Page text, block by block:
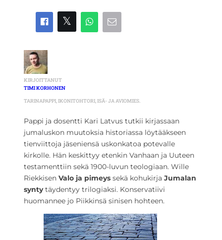
KIRJOITTANUT
TIMI KORHONEN
TARINAPAPPI, IKONITOHTORI, ISÄ- JA AVIOMIES.
Pappi ja dosentti Kari Latvus tutkii kirjassaan
jumaluskon muutoksia historiassa löytääkseen
tienviittoja jäseniensä uskonkatoa potevalle
kirkolle. Hän keskittyy etenkin Vanhaan ja Uuteen
testamenttiin sekä 1900-luvun teologiaan. Wille
Riekkisen Valo ja pimeys sekä kohukirja Jumalan
syntytäydentyy trilogiaksi. Konservatiivi
huomannee jo Piikkinsä sinisen hohteen.